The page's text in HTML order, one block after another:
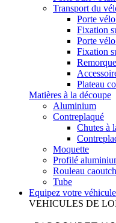
Transport du
Porte
Fixation
Porte
Fixation
Plateau
Matières à la découpe
Aluminium
Contreplaqué
Chutes à
Moquette
Profilé
Rouleau
Tube
Equipez votre véhicule
VEHICULES DE